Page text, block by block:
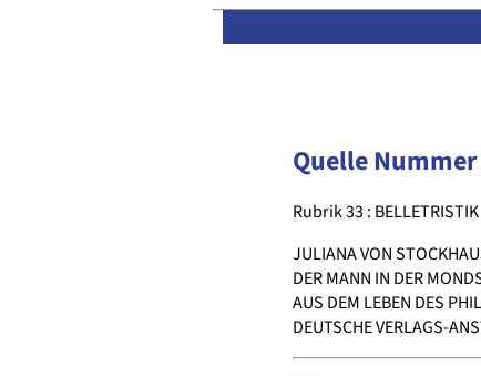
Quelle
Rubrik 33 : BELLETRISTIK
JULIANA VON
DER MANN IN DER
AUS DEM LEBEN DES
DEUTSCHE VERLAGS-